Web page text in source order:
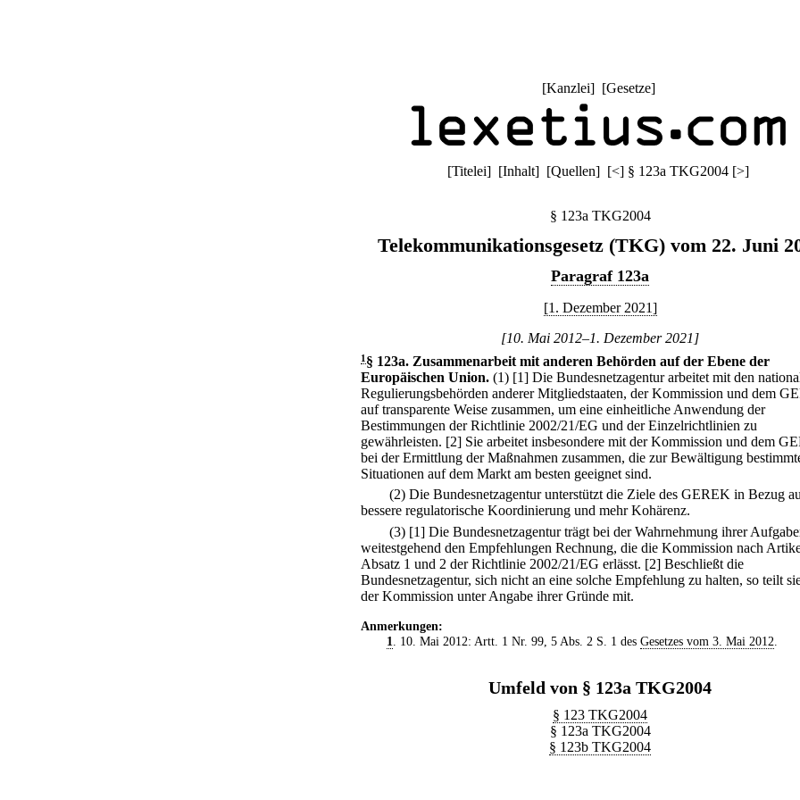
[Kanzlei] [Gesetze]
[Titelei] [Inhalt] [Quellen] [<] § 123a TKG2004 [>]
§ 123a TKG2004
Telekommunikationsgesetz (TKG) vom 22. Juni
Paragraf 123a
[1. Dezember 2021]
[10. Mai 2012–1. Dezember 2021]
1 § 123a. Zusammenarbeit mit anderen Behörden auf der Ebene der
Europäischen Union. (1) [1] Die Bundesnetzagentur arbeitet mit den
Regulierungsbehörden anderer Mitgliedstaaten, der Kommission und dem
auf transparente Weise zusammen, um eine einheitliche Anwendung der
Bestimmungen der Richtlinie 2002/21/EG und der Einzelrichtlinien zu
gewährleisten. [2] Sie arbeitet insbesondere mit der Kommission und dem
bei der Ermittlung der Maßnahmen zusammen, die zur Bewältigung
Situationen auf dem Markt am besten geeignet sind.
(2) Die Bundesnetzagentur unterstützt die Ziele des GEREK in Bezug
bessere regulatorische Koordinierung und mehr Kohärenz.
(3) [1] Die Bundesnetzagentur trägt bei der Wahrnehmung ihrer
weitestgehend den Empfehlungen Rechnung, die die Kommission nach
Absatz 1 und 2 der Richtlinie 2002/21/EG erlässt. [2] Beschließt die
Bundesnetzagentur, sich nicht an eine solche Empfehlung zu halten, so teilt
der Kommission unter Angabe ihrer Gründe mit.
Anmerkungen:
1
. 10. Mai 2012: Artt. 1 Nr. 99, 5 Abs. 2 S. 1 des Gesetzes vom 3. Mai 2012
Umfeld von § 123a TKG2004
§ 123 TKG2004
§ 123a TKG2004
§ 123b TKG2004